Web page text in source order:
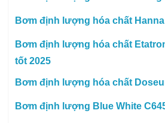
Bơm định lượng hóa chất
Bơm định lượng hóa chất
tốt 2025
Bơm định lượng hóa chất
Bơm định lượng Blue White